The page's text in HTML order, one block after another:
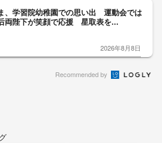
、学習院幼稚園での思い出 運動会では
両陛下が笑顔で応援 星取表を...
2026年8月8日
Recommended by